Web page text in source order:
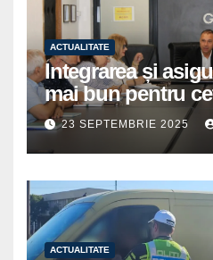
ACTUALITATE
Integrarea și
mai bun pentru
prioritate pentru
publice
23 SEPTEMBRIE 2025
ACTUALITATE